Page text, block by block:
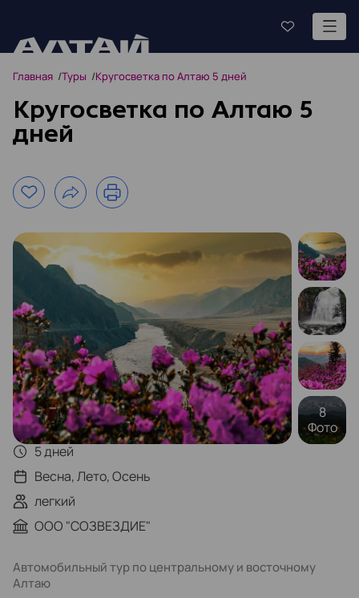
Главная Туры Кругосветка по Алтаю 5 дней
Кругосветка по Алтаю 5
дней
8
Фото
5 дней
Весна, Лето, Осень
легкий
ООО "СОЗВЕЗДИЕ"
Автомобильный тур по центральному и восточному
Алтаю